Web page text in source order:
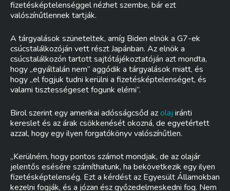
fizetésképtelenséggel nézhet szembe, bár ezt
valószínűtlennek tartják.
A tárgyalások szüneteltek, amíg Biden elnök a G7-ek
csúcstalálkozóján vett részt Japánban. Az elnök a
csúcstalálkozón tartott sajtótájékoztatóján azt mondta,
hogy „egyáltalán nem” aggódik a tárgyalások miatt, és
hogy „el fogjuk tudni kerülni a fizetésképtelenséget, és
valami tisztességeset fogunk elérni”.
Birol szerint egy amerikai adósságcsőd azolaj iránti
kereslet és az árak csökkenését okozná, de egyetértett
azzal, hogy egy ilyen forgatókönyv valószínűtlen.
„Kerülném, hogy pontos számot mondjak, de az olajár
jelentős esésére számíthatunk, ha bekövetkezik egy ilyen
fizetésképtelenség. Ezt a kérdést az Egyesült Államokban
kezelni fogják, és a józan ész győzedelmeskedni fog. Nem